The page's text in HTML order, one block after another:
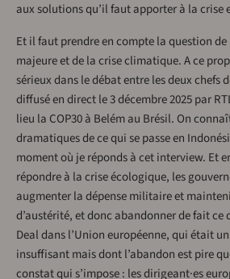
aux solutions qu’il faut apporter à la crise
Et il faut prendre en compte la question
majeure et de la crise climatique. A ce
sérieux dans le débat entre les deux chefs
diffusé en direct le 3 décembre 2025 par
lieu la COP30 à Belém au Brésil. On
dramatiques de ce qui se passe en
moment où je réponds à cet interview. Et
répondre à la crise écologique, les
augmenter la dépense militaire et
d’austérité, et donc abandonner de fait ce
Deal dans l’Union européenne, qui était
insuffisant mais dont l’abandon est pire
constat qui s’impose : les dirigeant·es